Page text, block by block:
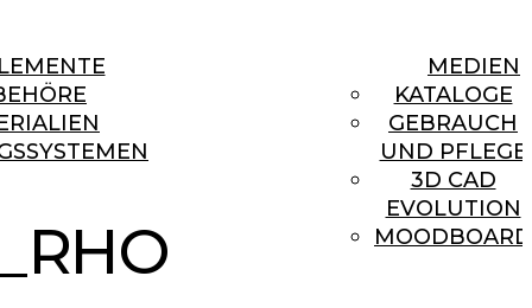
MEDIEN
KATALOGE
GEBRAUCH
UND PFLEGE
3D CAD
EVOLUTION
MOODBOARD